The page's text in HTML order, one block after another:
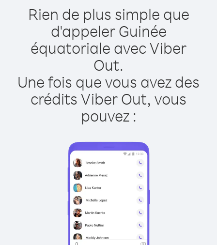
Rien de plus simple que
d'appeler Guinée
équatoriale avec Viber
Out.
Une fois que vous avez des
crédits Viber Out, vous
pouvez :